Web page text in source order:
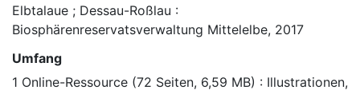
Elbtalaue ; Dessau-Roßlau :
Biosphärenreservatsverwaltung Mittelelbe, 2017
Umfang
1 Online-Ressource (72 Seiten, 6,59 MB) : Illustrationen,